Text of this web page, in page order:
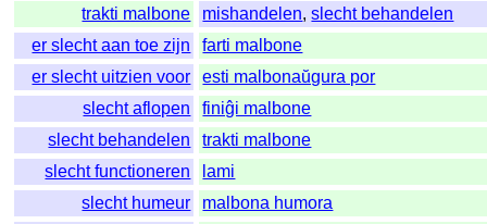
trakti malbone
mishandelen,slecht behandelen
er slecht aan toe zijn
farti malbone
er slecht uitzien voor
esti malbonaŭgura por
slecht aflopen
finiĝi malbone
slecht behandelen
trakti malbone
slecht functioneren
lami
slecht humeur
malbona humora